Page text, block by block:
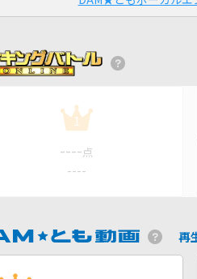
1
---- 点
----
再